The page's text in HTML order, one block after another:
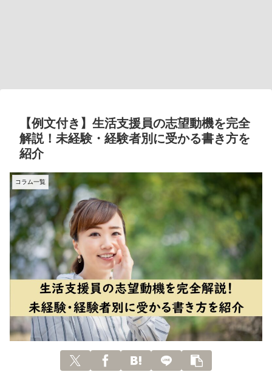
【例文付き】生活支援員の志望動機を完全
解説！未経験・経験者別に受かる書き方を
紹介
コラム一覧